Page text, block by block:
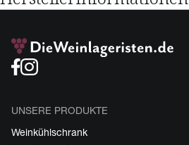
UNSERE PRODUKTE
Weinkühlschrank